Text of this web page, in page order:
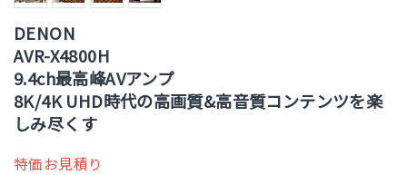
DENON
AVR-X4800H
9.4ch最高峰AVアンプ
8K/4K UHD時代の高画質&高音質コンテンツを楽
しみ尽くす
特価お見積り